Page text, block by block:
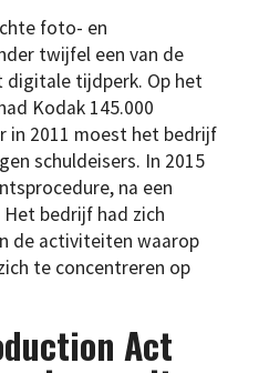
foto- en
twijfel een van de
digitale tijdperk. Op het
Kodak 145.000
in 2011 moest het bedrijf
schuldeisers. In 2015
na een
bedrijf had zich
de activiteiten waarop
te concentreren op
Act